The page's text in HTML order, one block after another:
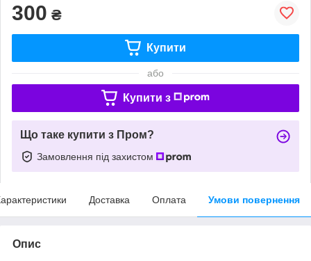
300 ₴
Купити
або
Купити з
Що таке купити з Пром?
Замовлення під захистом
Доставка Оплата Умови повернення
Опис